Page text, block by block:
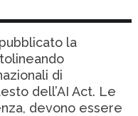
pubblicato la
di
dell’AI Act. Le
devono essere